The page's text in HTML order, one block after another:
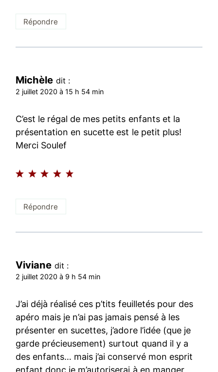
Répondre
Michèle dit :
2 juillet 2020 à 15 h 54 min
C’est le régal de mes petits enfants et la
présentation en sucette est le petit plus!
Merci Soulef
Répondre
Viviane dit :
2 juillet 2020 à 9 h 54 min
J’ai déjà réalisé ces p’tits feuilletés pour des
apéro mais je n’ai pas jamais pensé à les
présenter en sucettes, j’adore l’idée (que je
garde précieusement) surtout quand il y a
des enfants… mais j’ai conservé mon esprit
enfant donc je m’autoriserai à en manger